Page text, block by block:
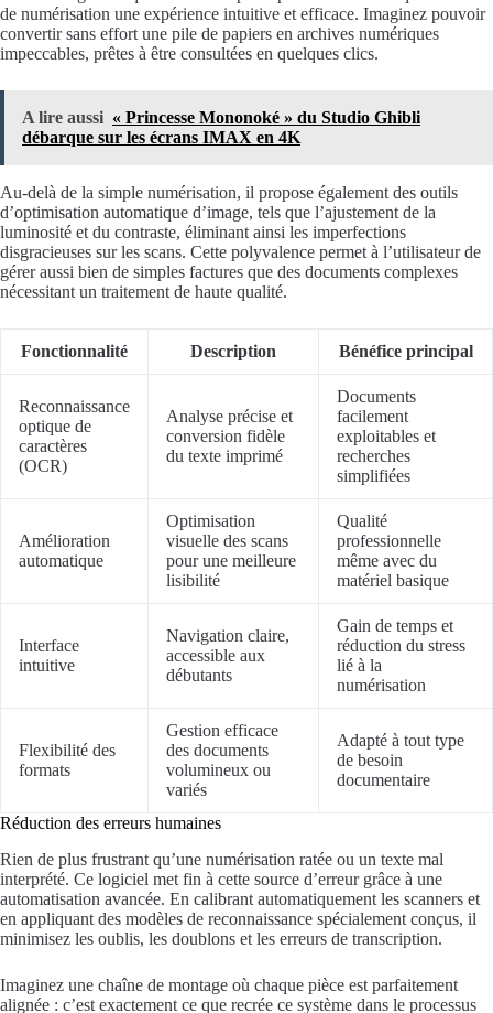
de numérisation une expérience intuitive et efficace. Imaginez pouvoir
convertir sans effort une pile de papiers en archives numériques
impeccables, prêtes à être consultées en quelques clics.
A lire aussi « Princesse Mononoké » du Studio Ghibli
débarque sur les écrans IMAX en 4K
Au-delà de la simple numérisation, il propose également des outils
d’optimisation automatique d’image, tels que l’ajustement de la
luminosité et du contraste, éliminant ainsi les imperfections
disgracieuses sur les scans. Cette polyvalence permet à l’utilisateur de
gérer aussi bien de simples factures que des documents complexes
nécessitant un traitement de haute qualité.
Fonctionnalité Description Bénéfice principal
Reconnaissance
optique de
caractères
(OCR)
Analyse précise et
conversion fidèle
du texte imprimé
Documents
facilement
exploitables et
recherches
simplifiées
Amélioration
automatique
Optimisation
visuelle des scans
pour une meilleure
lisibilité
Qualité
professionnelle
même avec du
matériel basique
Interface
intuitive
Navigation claire,
accessible aux
débutants
Gain de temps et
réduction du stress
lié à la
numérisation
Flexibilité des
formats
Gestion efficace
des documents
volumineux ou
variés
Adapté à tout type
de besoin
documentaire
Réduction des erreurs humaines
Rien de plus frustrant qu’une numérisation ratée ou un texte mal
interprété. Ce logiciel met fin à cette source d’erreur grâce à une
automatisation avancée. En calibrant automatiquement les scanners et
en appliquant des modèles de reconnaissance spécialement conçus, il
minimisez les oublis, les doublons et les erreurs de transcription.
Imaginez une chaîne de montage où chaque pièce est parfaitement
alignée : c’est exactement ce que recrée ce système dans le processus